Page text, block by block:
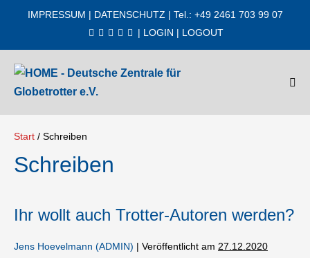
IMPRESSUM | DATENSCHUTZ | Tel.: +49 2461 703 99 07
| LOGIN | LOGOUT
Start / Schreiben
Schreiben
Ihr wollt auch Trotter-Autoren werden?
Jens Hoevelmann (ADMIN) | Veröffentlicht am 27.12.2020